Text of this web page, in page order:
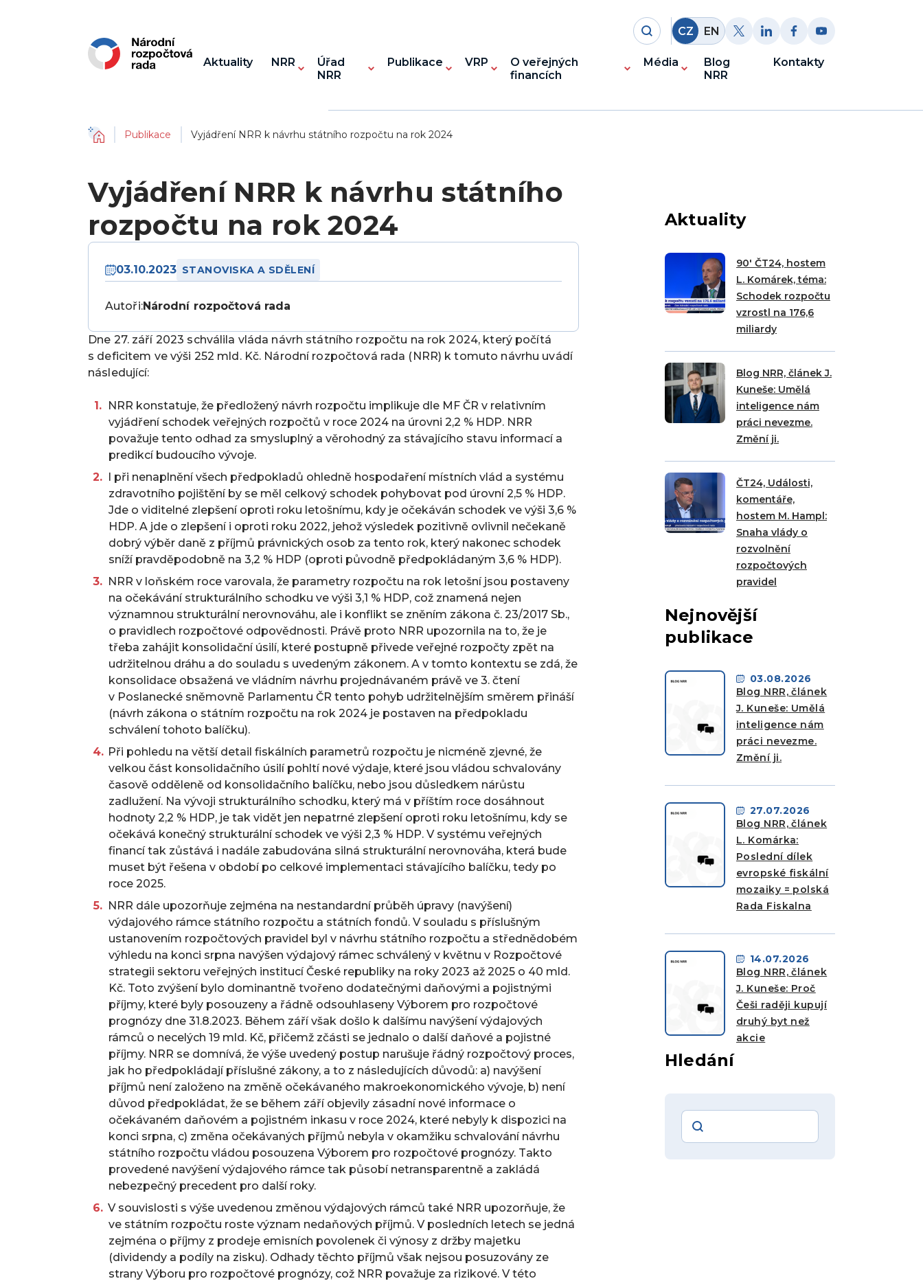
CZ EN
Aktuality NRR
Úřad
NRR
Publikace VRP
O veřejných
financích
Média
Blog
NRR
Kontakty
Domů Publikace Vyjádření NRR k návrhu státního rozpočtu na rok 2024
Vyjádření NRR k návrhu státního
rozpočtu na rok 2024
03.10.2023 STANOVISKA A SDĚLENÍ
Autoři:Národní rozpočtová rada
Dne 27. září 2023 schválila vláda návrh státního rozpočtu na rok 2024, který počítá
s deficitem ve výši 252 mld. Kč. Národní rozpočtová rada (NRR) k tomuto návrhu uvádí
následující:
NRR konstatuje, že předložený návrh rozpočtu implikuje dle MF ČR v relativním
vyjádření schodek veřejných rozpočtů v roce 2024 na úrovni 2,2 % HDP. NRR
považuje tento odhad za smysluplný a věrohodný za stávajícího stavu informací a
predikcí budoucího vývoje.
I při nenaplnění všech předpokladů ohledně hospodaření místních vlád a systému
zdravotního pojištění by se měl celkový schodek pohybovat pod úrovní 2,5 % HDP.
Jde o viditelné zlepšení oproti roku letošnímu, kdy je očekáván schodek ve výši 3,6 %
HDP. A jde o zlepšení i oproti roku 2022, jehož výsledek pozitivně ovlivnil nečekaně
dobrý výběr daně z příjmů právnických osob za tento rok, který nakonec schodek
sníží pravděpodobně na 3,2 % HDP (oproti původně předpokládaným 3,6 % HDP).
NRR v loňském roce varovala, že parametry rozpočtu na rok letošní jsou postaveny
na očekávání strukturálního schodku ve výši 3,1 % HDP, což znamená nejen
významnou strukturální nerovnováhu, ale i konflikt se zněním zákona č. 23/2017 Sb.,
o pravidlech rozpočtové odpovědnosti. Právě proto NRR upozornila na to, že je
třeba zahájit konsolidační úsilí, které postupně přivede veřejné rozpočty zpět na
udržitelnou dráhu a do souladu s uvedeným zákonem. A v tomto kontextu se zdá, že
konsolidace obsažená ve vládním návrhu projednávaném právě ve 3. čtení
v Poslanecké sněmovně Parlamentu ČR tento pohyb udržitelnějším směrem přináší
(návrh zákona o státním rozpočtu na rok 2024 je postaven na předpokladu
schválení tohoto balíčku).
Při pohledu na větší detail fiskálních parametrů rozpočtu je nicméně zjevné, že
velkou část konsolidačního úsilí pohltí nové výdaje, které jsou vládou schvalovány
časově odděleně od konsolidačního balíčku, nebo jsou důsledkem nárůstu
zadlužení. Na vývoji strukturálního schodku, který má v příštím roce dosáhnout
hodnoty 2,2 % HDP, je tak vidět jen nepatrné zlepšení oproti roku letošnímu, kdy se
očekává konečný strukturální schodek ve výši 2,3 % HDP. V systému veřejných
financí tak zůstává i nadále zabudována silná strukturální nerovnováha, která bude
muset být řešena v období po celkové implementaci stávajícího balíčku, tedy po
roce 2025.
NRR dále upozorňuje zejména na nestandardní průběh úpravy (navýšení)
výdajového rámce státního rozpočtu a státních fondů. V souladu s příslušným
ustanovením rozpočtových pravidel byl v návrhu státního rozpočtu a střednědobém
výhledu na konci srpna navýšen výdajový rámec schválený v květnu v Rozpočtové
strategii sektoru veřejných institucí České republiky na roky 2023 až 2025 o 40 mld.
Kč. Toto zvýšení bylo dominantně tvořeno dodatečnými daňovými a pojistnými
příjmy, které byly posouzeny a řádně odsouhlaseny Výborem pro rozpočtové
prognózy dne 31.8.2023. Během září však došlo k dalšímu navýšení výdajových
rámců o necelých 19 mld. Kč, přičemž zčásti se jednalo o další daňové a pojistné
příjmy. NRR se domnívá, že výše uvedený postup narušuje řádný rozpočtový proces,
jak ho předpokládají příslušné zákony, a to z následujících důvodů: a) navýšení
příjmů není založeno na změně očekávaného makroekonomického vývoje, b) není
důvod předpokládat, že se během září objevily zásadní nové informace o
očekávaném daňovém a pojistném inkasu v roce 2024, které nebyly k dispozici na
konci srpna, c) změna očekávaných příjmů nebyla v okamžiku schvalování návrhu
státního rozpočtu vládou posouzena Výborem pro rozpočtové prognózy. Takto
provedené navýšení výdajového rámce tak působí netransparentně a zakládá
nebezpečný precedent pro další roky.
V souvislosti s výše uvedenou změnou výdajových rámců také NRR upozorňuje, že
ve státním rozpočtu roste význam nedaňových příjmů. V posledních letech se jedná
zejména o příjmy z prodeje emisních povolenek či výnosy z držby majetku
(dividendy a podíly na zisku). Odhady těchto příjmů však nejsou posuzovány ze
strany Výboru pro rozpočtové prognózy, což NRR považuje za rizikové. V této
Aktuality
90′ ČT24, hostem
L. Komárek, téma:
Schodek rozpočtu
vzrostl na 176,6
miliardy
Blog NRR, článek J.
Kuneše: Umělá
inteligence nám
práci nevezme.
Změní ji.
ČT24, Události,
komentáře,
hostem M. Hampl:
Snaha vlády o
rozvolnění
rozpočtových
pravidel
Nejnovější
publikace
03.08.2026
Blog NRR, článek
J. Kuneše: Umělá
inteligence nám
práci nevezme.
Změní ji.
27.07.2026
Blog NRR, článek
L. Komárka:
Poslední dílek
evropské fiskální
mozaiky = polská
Rada Fiskalna
14.07.2026
Blog NRR, článek
J. Kuneše: Proč
Češi raději kupují
druhý byt než
akcie
Hledání
Vyhledávání